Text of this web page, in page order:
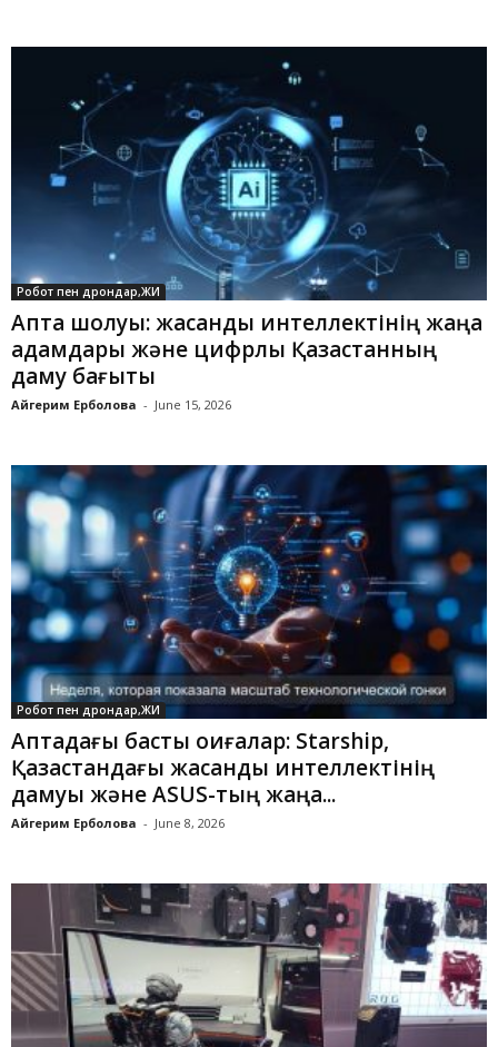
Робот пен дрондар,ЖИ
Апта шолуы: жасанды интеллектінің жаңа
қадамдары және цифрлық Қазақстанның
даму бағыты
Айгерим Ерболова - June 15, 2026
Робот пен дрондар,ЖИ
Аптадағы басты оқиғалар: Starship,
Қазақстандағы жасанды интеллектінің
дамуы және ASUS-тың жаңа...
Айгерим Ерболова - June 8, 2026